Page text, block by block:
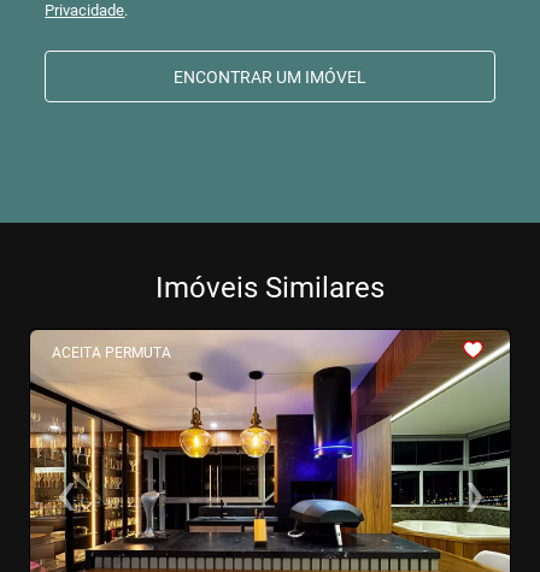
Privacidade.
ENCONTRAR UM IMÓVEL
Imóveis Similares
ACEITA PERMUTA
<<<
‹Previous ›Next